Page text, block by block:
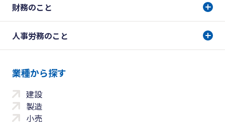
財務のこと
人事労務のこと
業種から探す
建設
製造
小売